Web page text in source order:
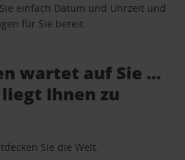
Sie einfach Datum und Uhrzeit und
für Sie bereit.
wartet auf Sie …
Ihnen zu
Sie die Welt.